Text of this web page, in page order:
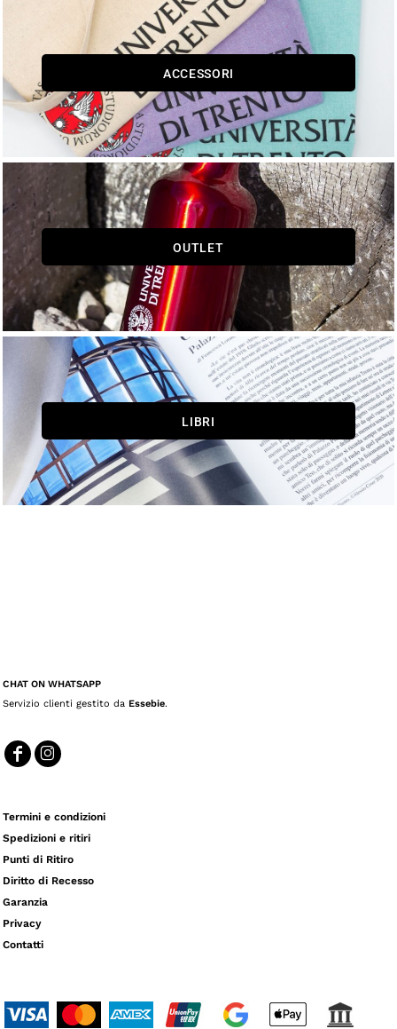
ACCESSORI
OUTLET
LIBRI
CHAT ON WHATSAPP
Servizio clienti gestito da Essebie.
Termini e condizioni
Spedizioni e ritiri
Punti di Ritiro
Diritto di Recesso
Garanzia
Privacy
Contatti